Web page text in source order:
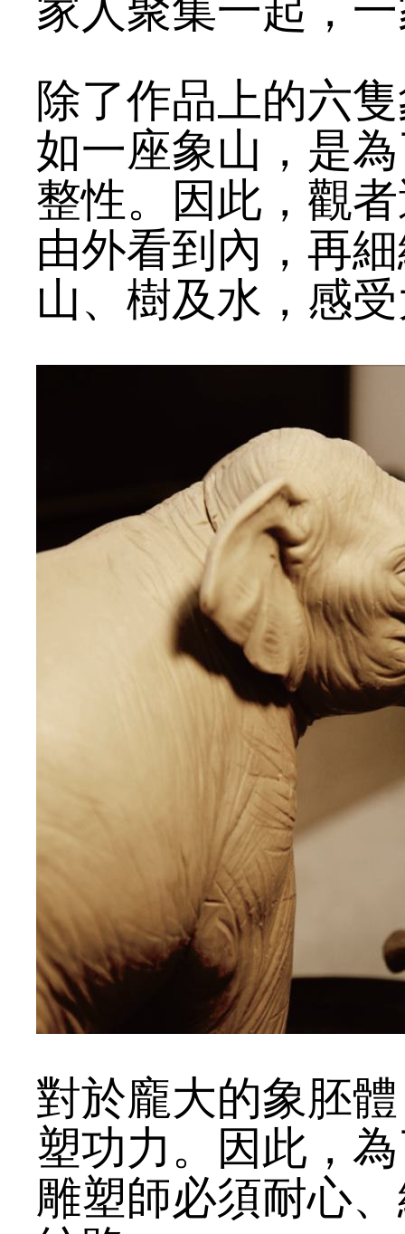
家人聚集一起，
除了作品上的六
如一座象山，是
整性。因此，觀
由外看到內，再
山、樹及水，感
對於龐大的象胚
塑功力。因此，
雕塑師必須耐心